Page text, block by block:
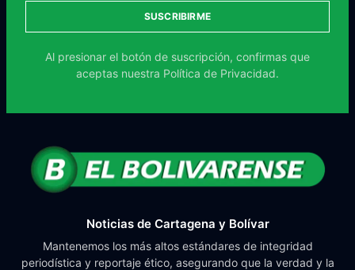
SUSCRIBIRME
Al presionar el botón de suscripción, confirmas que
aceptas nuestra Política de Privacidad.
Noticias de Cartagena y Bolívar
Mantenemos los más altos estándares de integridad
periodística y reportaje ético, asegurando que la verdad y la